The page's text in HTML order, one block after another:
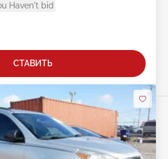
Haven't bid
СТАВИТЬ